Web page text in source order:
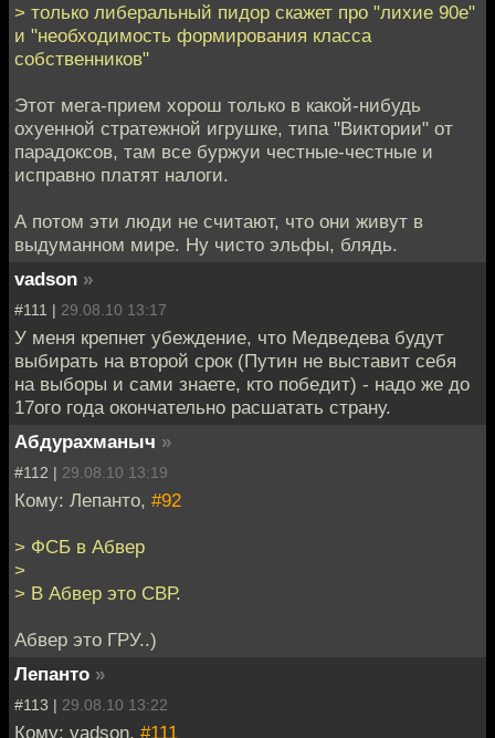
> только либеральный пидор скажет про "лихие 90е"
и "необходимость формирования класса
собственников"
Этот мега-прием хорош только в какой-нибудь
охуенной стратежной игрушке, типа "Виктории" от
парадоксов, там все буржуи честные-честные и
исправно платят налоги.
А потом эти люди не считают, что они живут в
выдуманном мире. Ну чисто эльфы, блядь.
vadson »
#111 | 29.08.10 13:17
У меня крепнет убеждение, что Медведева будут
выбирать на второй срок (Путин не выставит себя
на выборы и сами знаете, кто победит) - надо же до
17ого года окончательно расшатать страну.
Абдурахманыч »
#112 | 29.08.10 13:19
Кому: Лепанто, #92
> ФСБ в Абвер
>
> В Абвер это СВР.
Абвер это ГРУ..)
Лепанто »
#113 | 29.08.10 13:22
Кому: vadson, #111